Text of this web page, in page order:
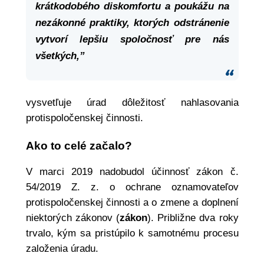
krátkodobého diskomfortu a poukážu na
nezákonné praktiky, ktorých odstránenie
vytvorí lepšiu spoločnosť pre nás
všetkých,”
vysvetľuje úrad dôležitosť nahlasovania
protispoločenskej činnosti.
Ako to celé začalo?
V marci 2019 nadobudol účinnosť zákon č.
54/2019 Z. z. o ochrane oznamovateľov
protispoločenskej činnosti a o zmene a doplnení
niektorých zákonov (zákon). Približne dva roky
trvalo, kým sa pristúpilo k samotnému procesu
založenia úradu.